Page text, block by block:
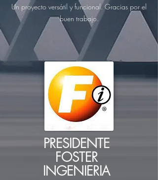
Un proyecto versátil y funcional. Gracias por el
buen trabajo.
PRESIDENTE
FOSTER
INGENIERIA